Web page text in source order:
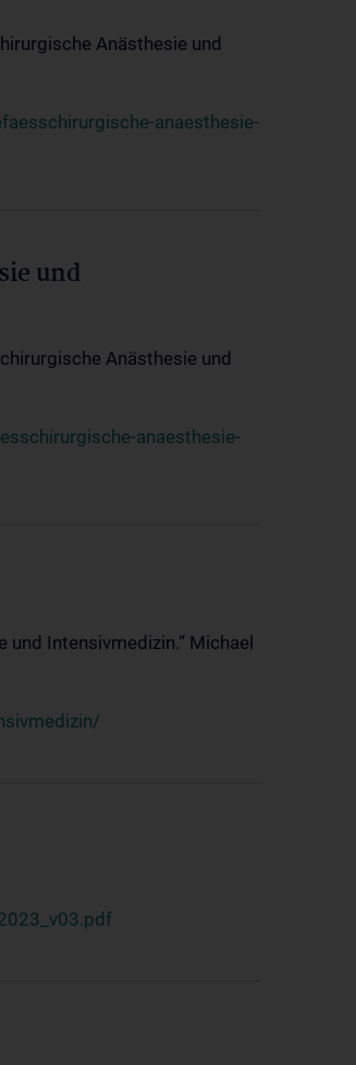
Anästhesie und
anaesthesie-
und
Anästhesie und
anaesthesie-
Intensivmedizin.“ Michael